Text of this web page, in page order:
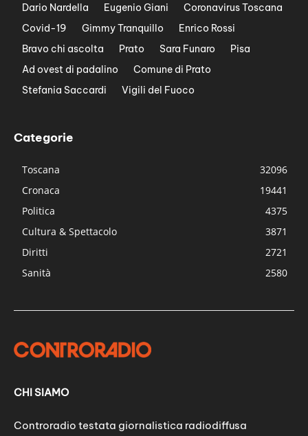
Dario Nardella
Eugenio Giani
Coronavirus Toscana
Covid-19
Gimmy Tranquillo
Enrico Rossi
Bravo chi ascolta
Prato Sara Funaro
Pisa
Ad ovest di padalino
Comune di Prato
Stefania Saccardi
Vigili del Fuoco
Categorie
Toscana
32096
Cronaca
19441
Politica
4375
Cultura & Spettacolo
3871
Diritti
2721
Sanità
2580
CHI SIAMO
Controradio testata giornalistica radiodiffusa